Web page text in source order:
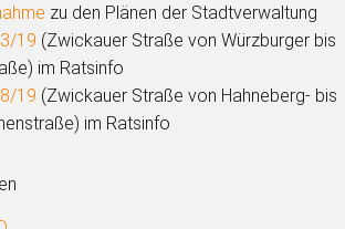
zu den Plänen der Stadtverwaltung
19 (Zwickauer Straße von Würzburger bis
im Ratsinfo
19 (Zwickauer Straße von Hahneberg- bis
im Ratsinfo